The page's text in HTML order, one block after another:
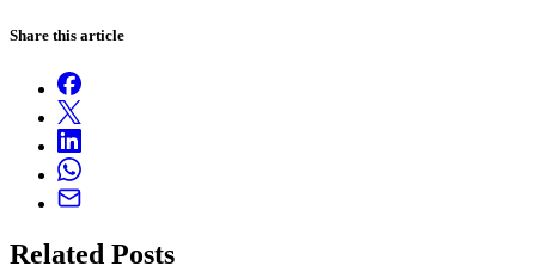
Share this article
Related Posts